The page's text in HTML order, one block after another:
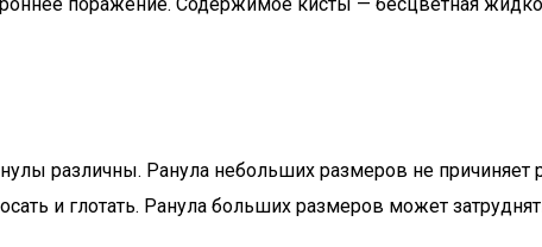
различны. Ранула небольших размеров не причиняет
и глотать. Ранула больших размеров может